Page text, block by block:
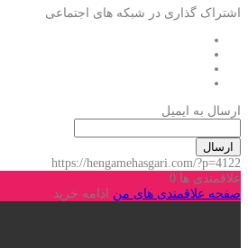
اشتراک گذاری در شبکه های اجتماعی
ارسال به ایمیل
ارسال
https://hengamehasgari.com/?p=4122
علاقمندی ها 0
صفحه علاقمندی های من ادامه خرید